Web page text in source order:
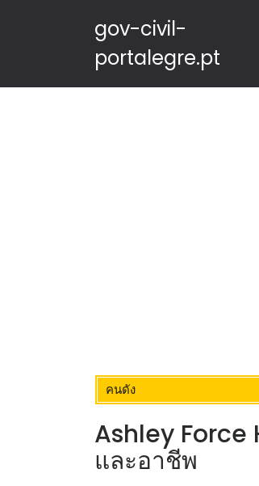
gov-civil-
portalegre.pt
คนดัง
Ashley Force
และอาชีพ